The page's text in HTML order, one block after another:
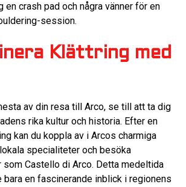
en crash pad och några vänner för en
session.
Klättring med
av din resa till Arco, se till att ta dig
rika kultur och historia. Efter en
kan du koppla av i Arcos charmiga
specialiteter och besöka
Castello di Arco. Detta medeltida
bara en fascinerande inblick i regionens